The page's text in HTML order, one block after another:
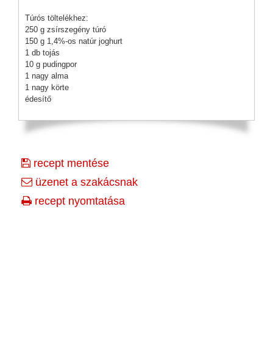
Túrós töltelékhez:
250 g zsírszegény túró
150 g 1,4%-os natúr joghurt
1 db tojás
10 g pudingpor
1 nagy alma
1 nagy körte
édesítő
recept mentése
üzenet a szakácsnak
recept nyomtatása